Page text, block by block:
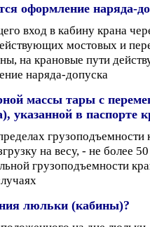
оформление наряда-
вход в кабину крана
мостовых и
на крановые пути
наряда-допуска
массы тары с
указанной в паспорте
грузоподъемности
на весу, - не более
грузоподъемности
люльки (кабины)?